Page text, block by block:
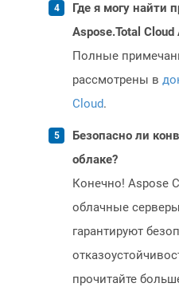
Где я могу найти
Aspose.Total Cloud
Полные
рассмотрены в
Cloud.
Безопасно ли
облаке?
Конечно! Aspose
облачные
гарантируют
прочитайте